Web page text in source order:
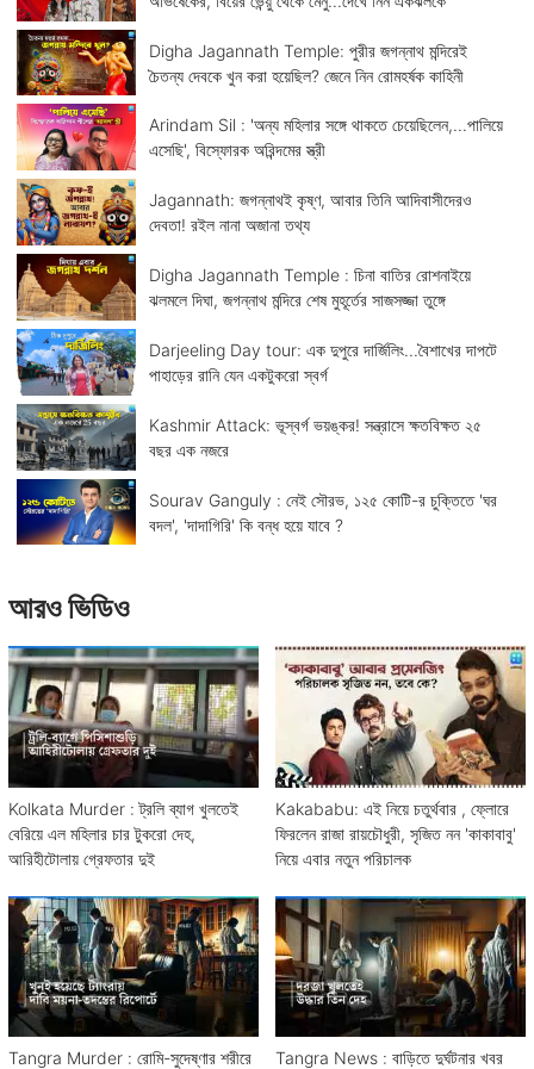
Digha Jagannath Temple: পুরীর জগন্নাথ মন্দিরেই
চৈতন্য দেবকে খুন করা হয়েছিল? জেনে নিন রোমহর্ষক কাহিনী
Arindam Sil : 'অন্য মহিলার সঙ্গে থাকতে চেয়েছিলেন,...পালিয়ে
এসেছি', বিস্ফোরক অরিন্দমের স্ত্রী
Jagannath: জগন্নাথই কৃষ্ণ, আবার তিনি আদিবাসীদেরও
দেবতা! রইল নানা অজানা তথ্য
Digha Jagannath Temple : চিনা বাতির রোশনাইয়ে
ঝলমলে দিঘা, জগন্নাথ মন্দিরে শেষ মুহূর্তের সাজসজ্জা তুঙ্গে
Darjeeling Day tour: এক দুপুরে দার্জিলিং...বৈশাখের দাপটে
পাহাড়ের রানি যেন একটুকরো স্বর্গ
Kashmir Attack: ভূস্বর্গ ভয়ঙ্কর! সন্ত্রাসে ক্ষতবিক্ষত ২৫
বছর এক নজরে
Sourav Ganguly : নেই সৌরভ, ১২৫ কোটি-র চুক্তিতে 'ঘর
বদল', 'দাদাগিরি' কি বন্ধ হয়ে যাবে ?
আরও ভিডিও
Kolkata Murder : ট্রলি ব্যাগ খুলতেই
বেরিয়ে এল মহিলার চার টুকরো দেহ,
আরিহীটোলায় গ্রেফতার দুই
Kakababu: এই নিয়ে চতুর্থবার , ফ্লোরে
ফিরলেন রাজা রায়চৌধুরী, সৃজিত নন 'কাকাবাবু'
নিয়ে এবার নতুন পরিচালক
Tangra Murder : রোমি-সুদেষ্ণার শরীরে
Tangra News : বাড়িতে দুর্ঘটনার খবর